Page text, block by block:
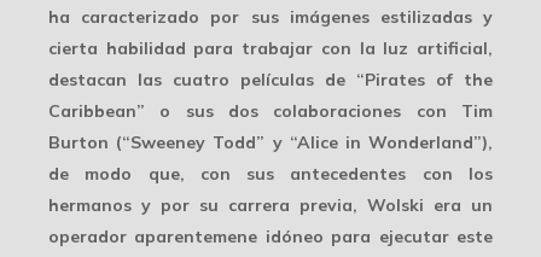
ha caracterizado por sus imágenes estilizadas y
cierta habilidad para trabajar con la luz artificial,
destacan las cuatro películas de “Pirates of the
Caribbean” o sus dos colaboraciones con Tim
Burton (“Sweeney Todd” y “Alice in Wonderland”),
de modo que, con sus antecedentes con los
hermanos y por su carrera previa, Wolski era un
operador aparentemene idóneo para ejecutar este